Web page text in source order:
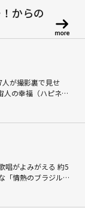
からの
が撮影裏で見せ
人の幸福（ハピネ
唱がよみがえる 約5
「情熱のブラジル公